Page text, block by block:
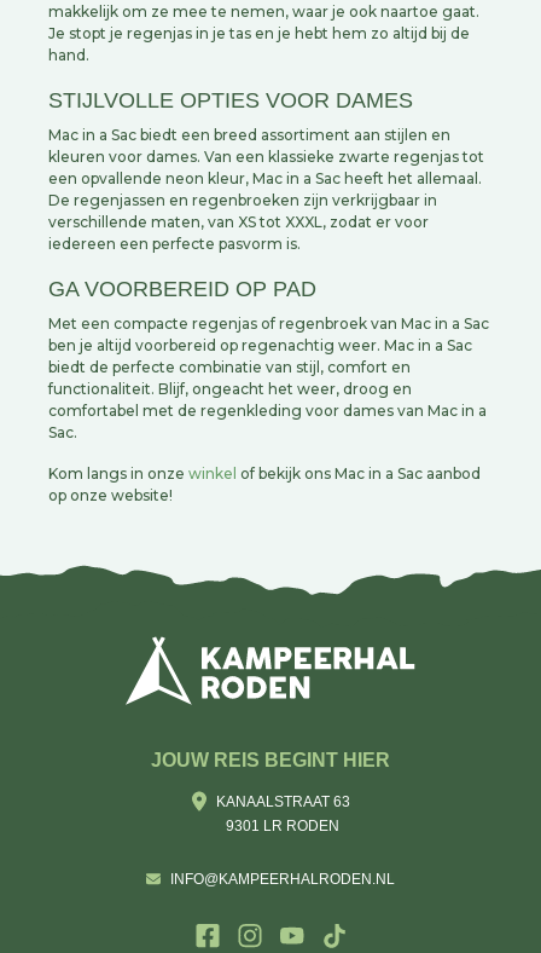
makkelijk om ze mee te nemen, waar je ook naartoe gaat.
Je stopt je regenjas in je tas en je hebt hem zo altijd bij de
hand.
STIJLVOLLE OPTIES VOOR DAMES
Mac in a Sac biedt een breed assortiment aan stijlen en
kleuren voor dames. Van een klassieke zwarte regenjas tot
een opvallende neon kleur, Mac in a Sac heeft het allemaal.
De regenjassen en regenbroeken zijn verkrijgbaar in
verschillende maten, van XS tot XXXL, zodat er voor
iedereen een perfecte pasvorm is.
GA VOORBEREID OP PAD
Met een compacte regenjas of regenbroek van Mac in a Sac
ben je altijd voorbereid op regenachtig weer. Mac in a Sac
biedt de perfecte combinatie van stijl, comfort en
functionaliteit. Blijf, ongeacht het weer, droog en
comfortabel met de regenkleding voor dames van Mac in a
Sac.
Kom langs in onze winkel of bekijk ons Mac in a Sac aanbod
op onze website!
JOUW REIS BEGINT HIER
KANAALSTRAAT 63
9301 LR RODEN
INFO@KAMPEERHALRODEN.NL